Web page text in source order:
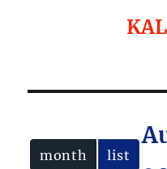
month list